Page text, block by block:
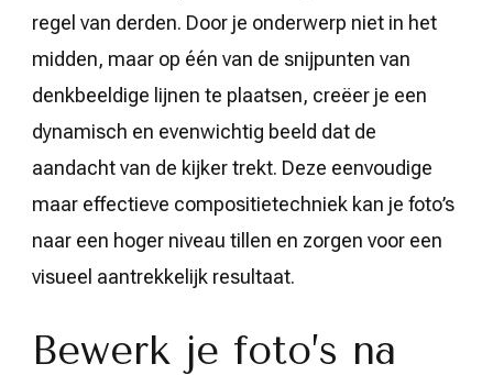
regel van derden. Door je onderwerp niet in het
midden, maar op één van de snijpunten van
denkbeeldige lijnen te plaatsen, creëer je een
dynamisch en evenwichtig beeld dat de
aandacht van de kijker trekt. Deze eenvoudige
maar effectieve compositietechniek kan je foto’s
naar een hoger niveau tillen en zorgen voor een
visueel aantrekkelijk resultaat.
Bewerk je foto’s na